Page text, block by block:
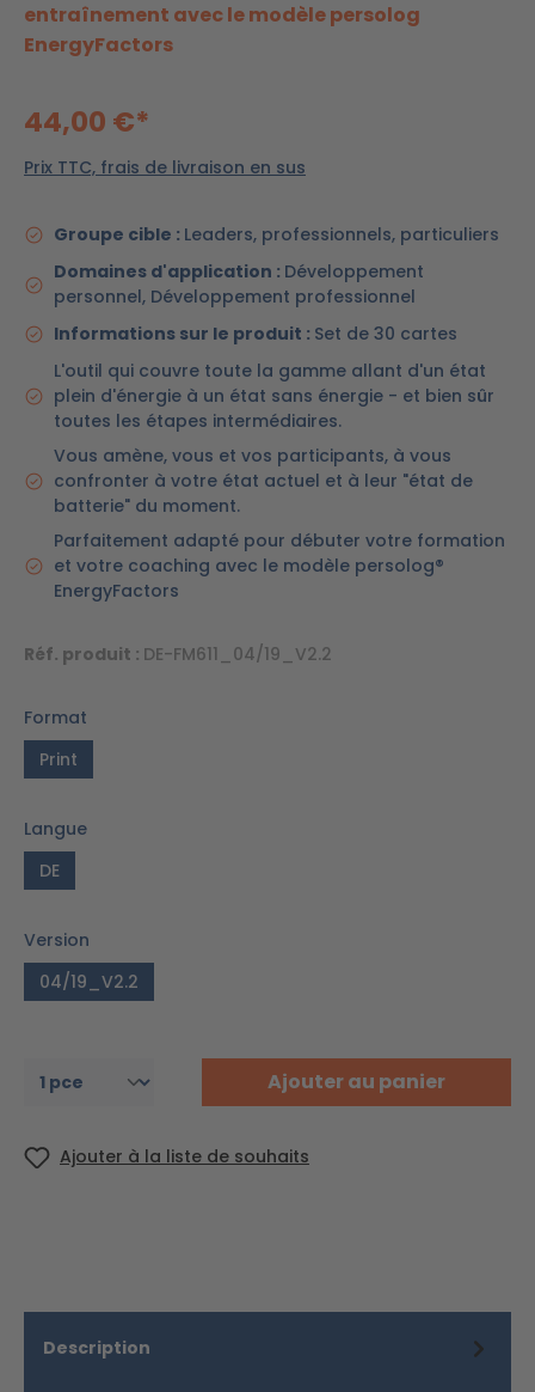
entraînement avec le modèle persolog
EnergyFactors
44,00 €*
Prix TTC, frais de livraison en sus
Groupe cible : Leaders, professionnels, particuliers
Domaines d'application : Développement
personnel, Développement professionnel
Informations sur le produit : Set de 30 cartes
L'outil qui couvre toute la gamme allant d'un état
plein d'énergie à un état sans énergie - et bien sûr
toutes les étapes intermédiaires.
Vous amène, vous et vos participants, à vous
confronter à votre état actuel et à leur "état de
batterie" du moment.
Parfaitement adapté pour débuter votre formation
et votre coaching avec le modèle persolog®
EnergyFactors
Réf. produit : DE-FM611_04/19_V2.2
Format
Print
Langue
DE
Version
04/19_V2.2
Ajouter au panier
Ajouter à la liste de souhaits
Description